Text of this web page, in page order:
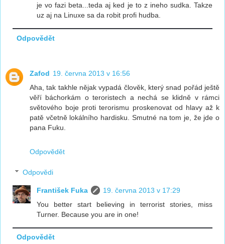
je vo fazi beta...teda aj ked je to z ineho sudka. Takze
uz aj na Linuxe sa da robit profi hudba.
Odpovědět
Zafod 19. června 2013 v 16:56
Aha, tak takhle nějak vypadá člověk, který snad pořád ještě
věří báchorkám o teroristech a nechá se klidně v rámci
světového boje proti terorismu proskenovat od hlavy až k
patě včetně lokálního hardisku. Smutné na tom je, že jde o
pana Fuku.
Odpovědět
Odpovědi
František Fuka
19. června 2013 v 17:29
You better start believing in terrorist stories, miss
Turner. Because you are in one!
Odpovědět